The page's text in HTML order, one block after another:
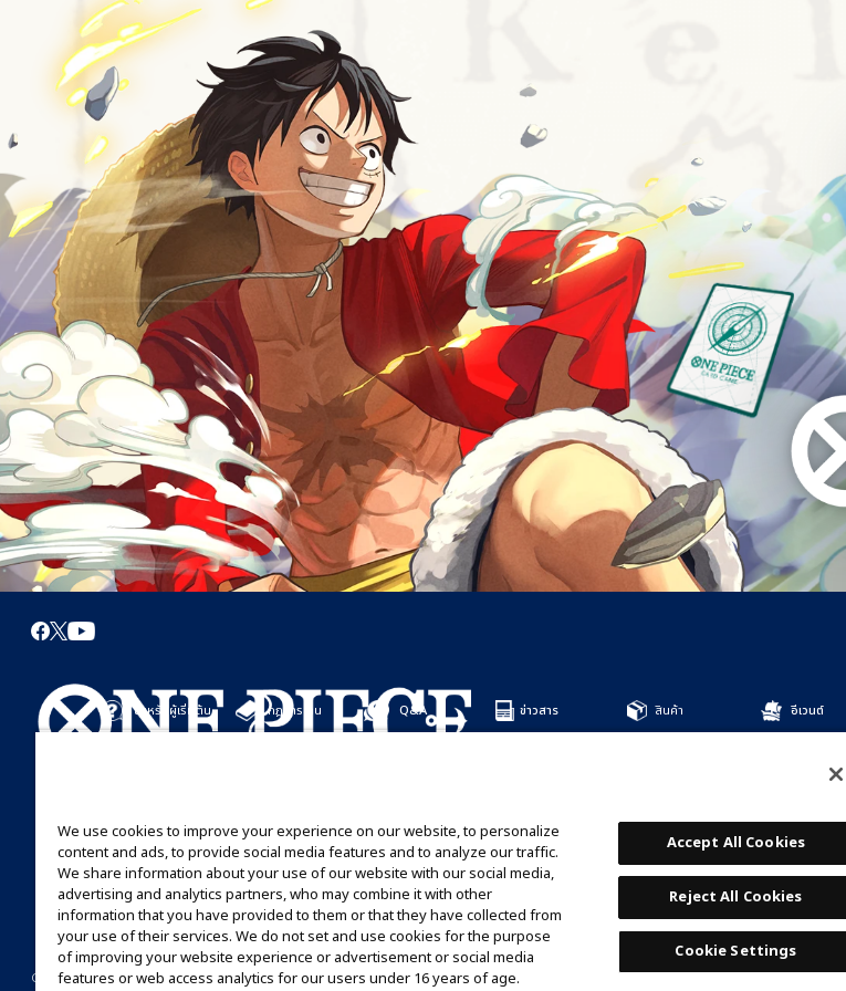
สำหรับผู้เริ่มต้น กฎการเล่น Q&A ข่าวสาร สินค้า อีเวนต์
การ์ด
รายชื่อการ์ด
เด็คที่แนะนำ
CONTACT USCookie SettingsPRIVACY POLICYGLOBAL ENTRANCE
©Eiichiro Oda/Shueisha©Eiichiro Oda/Shueisha, Toei Animation
We use cookies to improve your experience on our website, to personalize
content and ads, to provide social media features and to analyze our traffic.
We share information about your use of our website with our social media,
advertising and analytics partners, who may combine it with other
information that you have provided to them or that they have collected from
your use of their services. We do not set and use cookies for the purpose
of improving your website experience or advertisement or social media
features or web access analytics for our users under 16 years of age.
Accept All Cookies
Reject All Cookies
Cookie Settings